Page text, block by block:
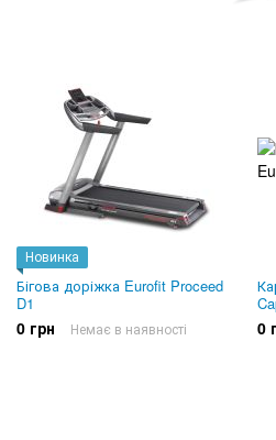
Новинка
Бігова доріжка Eurofit Proceed
D1
0 грн Немає в наявності 0